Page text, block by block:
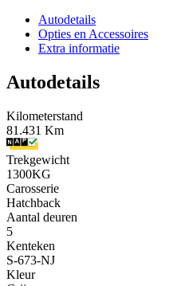
Autodetails
Opties en Accessoires
Extra informatie
Autodetails
Kilometerstand
81.431 Km
Trekgewicht
1300KG
Carosserie
Hatchback
Aantal deuren
5
Kenteken
S-673-NJ
Kleur